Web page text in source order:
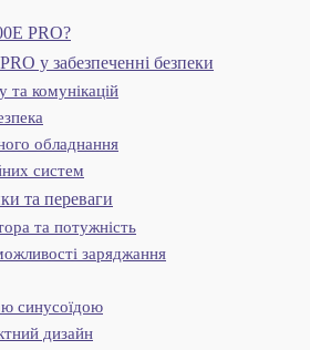
PRO?
у забезпеченні безпеки
та комунікацій
обладнання
систем
та переваги
та потужність
заряджання
синусоїдою
дизайн